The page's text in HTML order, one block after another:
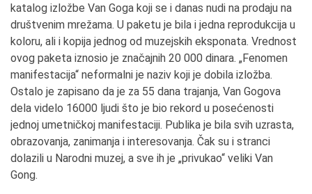
katalog izložbe Van Goga koji se i danas nudi na prodaju na
društvenim mrežama. U paketu je bila i jedna reprodukcija u
koloru, ali i kopija jednog od muzejskih eksponata. Vrednost
ovog paketa iznosio je značajnih 20 000 dinara. „Fenomen
manifestacija“ neformalni je naziv koji je dobila izložba.
Ostalo je zapisano da je za 55 dana trajanja, Van Gogova
dela videlo 16000 ljudi što je bio rekord u posećenosti
jednoj umetničkoj manifestaciji. Publika je bila svih uzrasta,
obrazovanja, zanimanja i interesovanja. Čak su i stranci
dolazili u Narodni muzej, a sve ih je „privukao“ veliki Van
Gong.